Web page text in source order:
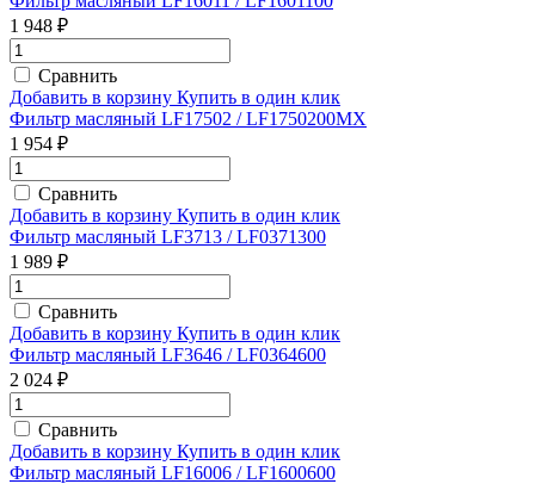
1 948 ₽
Сравнить
Добавить в корзину Купить в один клик
Фильтр масляный LF17502 / LF1750200MX
1 954 ₽
Сравнить
Добавить в корзину Купить в один клик
Фильтр масляный LF3713 / LF0371300
1 989 ₽
Сравнить
Добавить в корзину Купить в один клик
Фильтр масляный LF3646 / LF0364600
2 024 ₽
Сравнить
Добавить в корзину Купить в один клик
Фильтр масляный LF16006 / LF1600600